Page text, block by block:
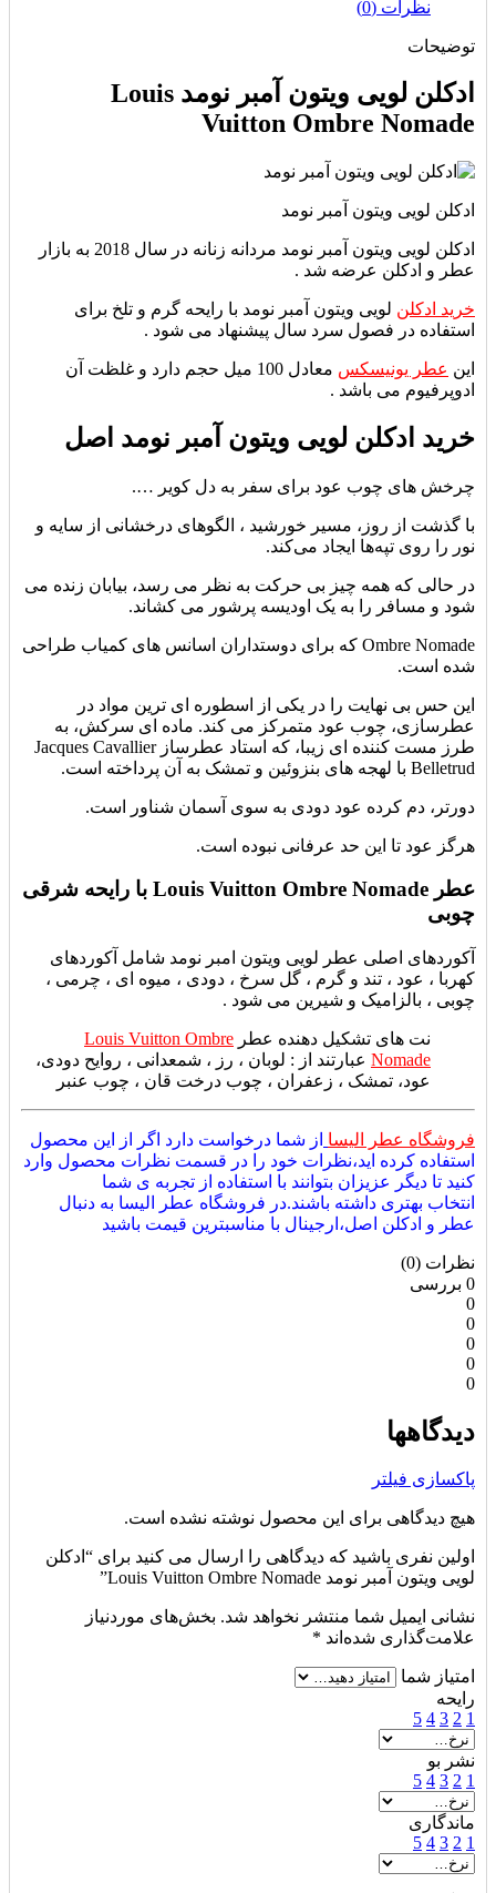
نظرات (0)
توضیحات
ادکلن لویی ویتون آمبر نومد Louis
Vuitton Ombre Nomade
ادکلن لویی ویتون آمبر نومد
ادکلن لویی ویتون آمبر نومد مردانه زنانه در سال 2018 به بازار
عطر و ادکلن عرضه شد .
خرید ادکلن لویی ویتون آمبر نومد با رایحه گرم و تلخ برای
استفاده در فصول سرد سال پیشنهاد می شود .
این عطر یونیسکس
معادل 100 میل حجم دارد و غلظت آن
ادوپرفیوم می باشد .
خرید ادکلن لویی ویتون آمبر نومد اصل
چرخش های چوب عود برای سفر به دل کویر ….
با گذشت از روز، مسیر خورشید ، الگوهای درخشانی از سایه و
نور را روی تپه‌ها ایجاد می‌کند.
در حالی که همه چیز بی حرکت به نظر می رسد، بیابان زنده می
شود و مسافر را به یک اودیسه پرشور می کشاند.
Ombre Nomade که برای دوستداران اسانس های کمیاب طراحی
شده است.
این حس بی نهایت را در یکی از اسطوره ای ترین مواد در
عطرسازی، چوب عود متمرکز می کند. ماده ای سرکش، به
طرز مست کننده ای زیبا، که استاد عطرساز Jacques Cavallier
Belletrud با لهجه های بنزوئین و تمشک به آن پرداخته است.
دورتر، دم کرده عود دودی به سوی آسمان شناور است.
هرگز عود تا این حد عرفانی نبوده است.
عطر Louis Vuitton Ombre Nomade با رایحه شرقی
چوبی
آکوردهای اصلی عطر لویی ویتون امبر نومد شامل آکوردهای
کهربا ، عود ، تند و گرم ، گل سرخ ، دودی ، میوه ای ، چرمی ،
چوبی ، بالزامیک و شیرین می شود .
نت های تشکیل دهنده عطر Louis Vuitton Ombre
Nomade عبارتند از : لوبان ، رز ، شمعدانی ، روایح دودی،
عود، تمشک ، زعفران ، چوب درخت قان ، چوب عنبر
فروشگاه عطر الیسا از شما درخواست دارد اگر از این محصول
استفاده کرده اید،نظرات خود را در قسمت نظرات محصول وارد
کنید تا دیگر عزیزان بتوانند با استفاده از تجربه ی شما
انتخاب بهتری داشته باشند.در فروشگاه عطر الیسا به دنبال
عطر و ادکلن اصل،ارجینال با مناسبترین قیمت باشید
نظرات (0)
0 بررسی
0
0
0
0
0
دیدگاهها
پاکسازی فیلتر
هیچ دیدگاهی برای این محصول نوشته نشده است.
اولین نفری باشید که دیدگاهی را ارسال می کنید برای “ادکلن
لویی ویتون آمبر نومد Louis Vuitton Ombre Nomade”
نشانی ایمیل شما منتشر نخواهد شد. بخش‌های موردنیاز
علامت‌گذاری شده‌اند *
امتیاز شما
رایحه
1
2
3
4
5
نشر بو
1
2
3
4
5
ماندگاری
1
2
3
4
5